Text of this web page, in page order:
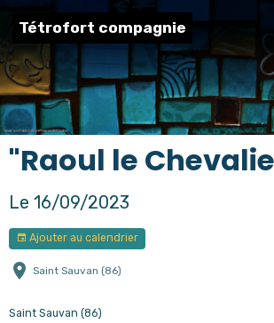
Tétrofort compagnie
"Raoul le
Le 16/09/2023
Ajouter au calendrier
Saint Sauvan (86)
Saint Sauvan (86)